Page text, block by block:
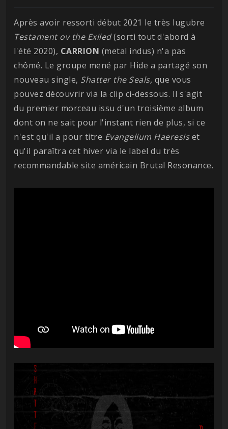
Après avoir ressorti début 2021 le très lugubre
Testament ov the Exiled(sorti tout d'abord à
l'été 2020), CARRION (metal indus) n'a pas
chômé. Le groupe mené par Hide a partagé son
nouveau single, Shatter the Seals, que vous
pouvez découvrir via la clip ci-dessous. Il s'agit
du premier morceau issu d'un troisième album
dont on ne sait pour l'instant rien de plus, si ce
n'est qu'il a pour titre Evangelium Haeresiset
qu'il paraîtra cet hiver via le label du très
recommandable site américain Brutal Resonance.